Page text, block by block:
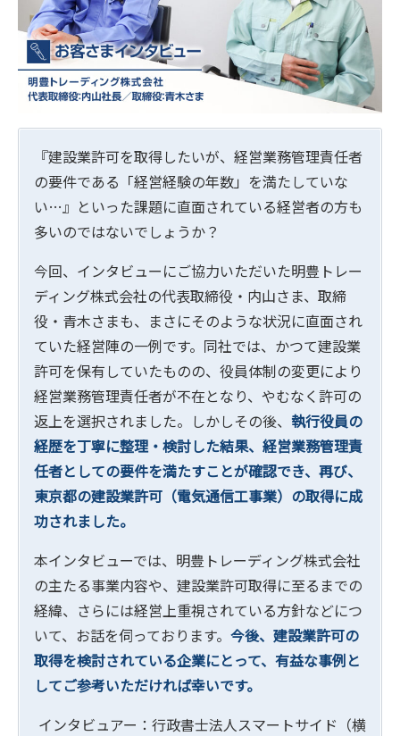
『建設業許可を取得したいが、経営業務管理責任者
の要件である「経営経験の年数」を満たしていな
い…』といった課題に直面されている経営者の方も
多いのではないでしょうか？
今回、インタビューにご協力いただいた明豊トレー
ディング株式会社の代表取締役・内山さま、取締
役・青木さまも、まさにそのような状況に直面され
ていた経営陣の一例です。同社では、かつて建設業
許可を保有していたものの、役員体制の変更により
経営業務管理責任者が不在となり、やむなく許可の
返上を選択されました。しかしその後、 執行役員の
経歴を丁寧に整理・検討した結果、経営業務管理責
任者としての要件を満たすことが確認でき、再び、
東京都の建設業許可（電気通信工事業）の取得に成
功されました。
本インタビューでは、明豊トレーディング株式会社
の主たる事業内容や、建設業許可取得に至るまでの
経緯、さらには経営上重視されている方針などにつ
いて、お話を伺っております。 今後、建設業許可の
取得を検討されている企業にとって、有益な事例と
してご参考いただければ幸いです。
インタビュアー：行政書士法人スマートサイド（横